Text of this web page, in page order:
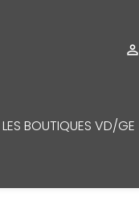

LES BOUTIQUES VD/GE